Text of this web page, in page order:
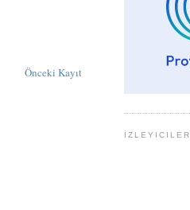
Önceki Kayıt
İZLEYICILER